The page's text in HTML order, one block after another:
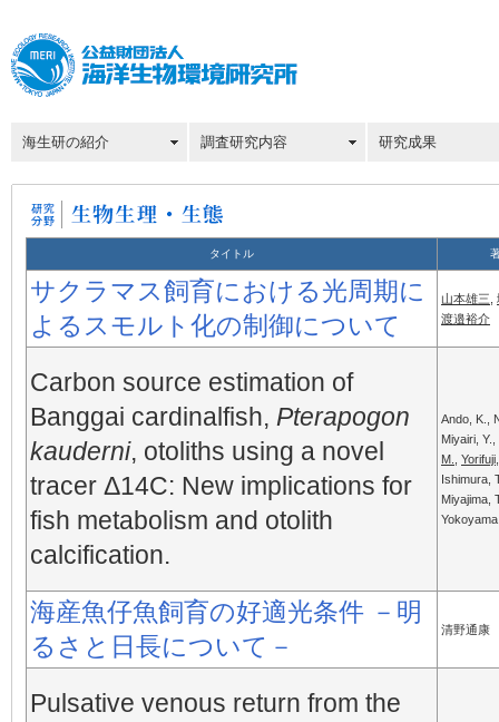
海生研の紹介 調査研究内容 研究成果
タイトル
サクラマス飼育における光周期に
よるスモルト化の制御について
山本雄三
渡邉裕介
Carbon source estimation of
Banggai cardinalfish, Pterapogon
kauderni, otoliths using a novel
tracer Δ14C: New implications for
fish metabolism and otolith
calcification.
Ando, K.,
Miyairi, Y.,
M.
Ishimura,
Miyajima,
海産魚仔魚飼育の好適光条件 －明
るさと日長について－
清野通康
Pulsative venous return from the